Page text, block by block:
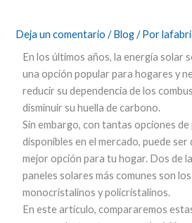
Deja un comentario /Blog/ Por
En los últimos años, la energía solar
una opción popular para hogares y
reducir su dependencia de los
disminuir su huella de carbono.
Sin embargo, con tantas opciones
disponibles en el mercado, puede ser
mejor opción para tu hogar. Dos de
paneles solares más comunes son
monocristalinos y policristalinos.
En este artículo, compararemos